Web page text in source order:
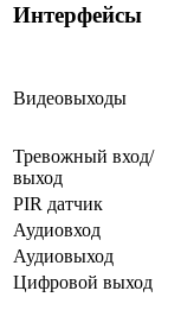
Интерфейсы
Видеовыходы
Тревожный вход/
выход
PIR датчик
Аудиовход
Аудиовыход
Цифровой выход